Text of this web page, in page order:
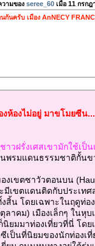
วามของ seree_60เมื่อ 11 กรกฎ
กันครับ เมือง AnNECY
งห้องไม่อยู่ มาขโมยซีน
าวฝรั่งเศสเขามักใช้เป็
พรมแดนธรรมชาติกั้นข
องเขตซาวัวตอนบน
ะมีเขตแดนติดกับประเท
สิ้น โดยเฉพาะในฤดูท่อ
ลาคม) เมืองเล็กๆ ในหุ
ก็นิยมมาท่องเที่ยวที่นี่ โ
เป็นที่นิยมของนักท่องเ